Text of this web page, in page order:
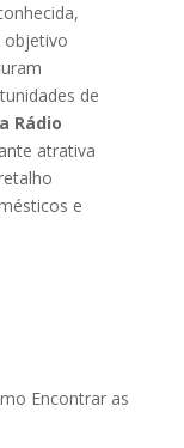
objetivo
de
Rádio
atrativa
e
Encontrar as